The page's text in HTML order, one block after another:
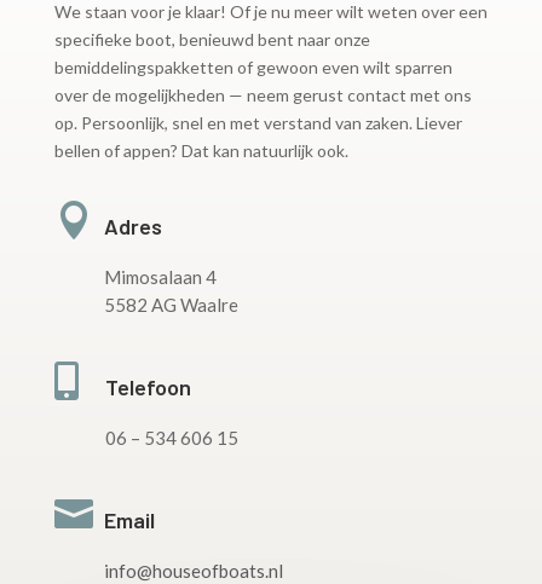
We staan voor je klaar! Of je nu meer wilt weten over een
specifieke boot, benieuwd bent naar onze
bemiddelingspakketten of gewoon even wilt sparren
over de mogelijkheden — neem gerust contact met ons
op. Persoonlijk, snel en met verstand van zaken. Liever
bellen of appen? Dat kan natuurlijk ook.
 Adres
Mimosalaan 4
5582 AG Waalre
 Telefoon
06 – 534 606 15
 Email
info@houseofboats.nl